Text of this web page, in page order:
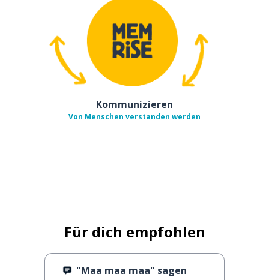
Kommunizieren
Von Menschen verstanden werden
Für dich empfohlen
"Maa maa maa" sagen